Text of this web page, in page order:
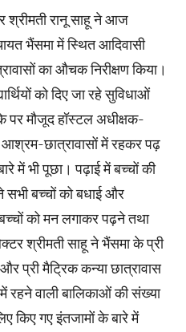
श्रीमती रानू साहू ने आज
भैंसमा में स्थित आदिवासी
का औचक निरीक्षण किया।
को दिए जा रहे सुविधाओं
पर मौजूद हॉस्टल अधीक्षक-
छात्रावासों में रहकर पढ़
में भी पूछा। पढ़ाई में बच्चों की
बच्चों को बधाई और
को मन लगाकर पढ़ने तथा
श्रीमती साहू ने भैंसमा के प्री
प्री मैट्रिक कन्या छात्रावास
वाली बालिकाओं की संख्या
किए गए इंतजामों के बारे में